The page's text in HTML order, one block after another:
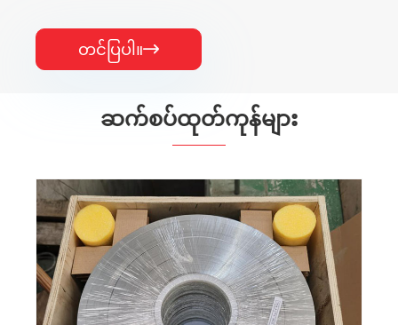
တင်ပြပါ။
ဆက်စပ်ထုတ်ကုန်များ